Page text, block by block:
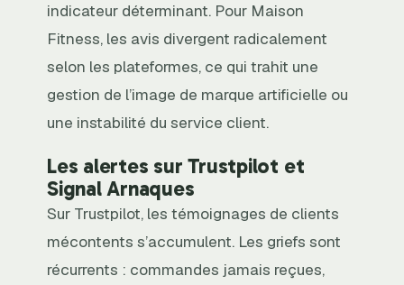
indicateur déterminant. Pour Maison
Fitness, les avis divergent radicalement
selon les plateformes, ce qui trahit une
gestion de l’image de marque artificielle ou
une instabilité du service client.
Les alertes sur Trustpilot et
Signal Arnaques
Sur Trustpilot, les témoignages de clients
mécontents s’accumulent. Les griefs sont
récurrents : commandes jamais reçues,